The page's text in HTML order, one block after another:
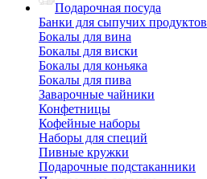
Подарочная посуда
Банки для сыпучих продуктов
Бокалы для вина
Бокалы для виски
Бокалы для коньяка
Бокалы для пива
Заварочные чайники
Конфетницы
Кофейные наборы
Наборы для специй
Пивные кружки
Подарочные подстаканники